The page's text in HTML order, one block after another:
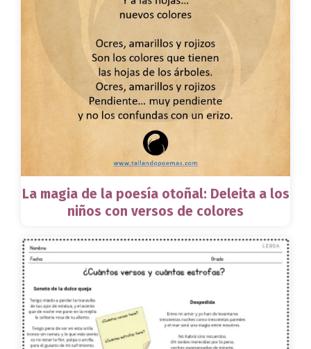
La magia de la poesía otoñal: Deleita a los
niños con versos de colores